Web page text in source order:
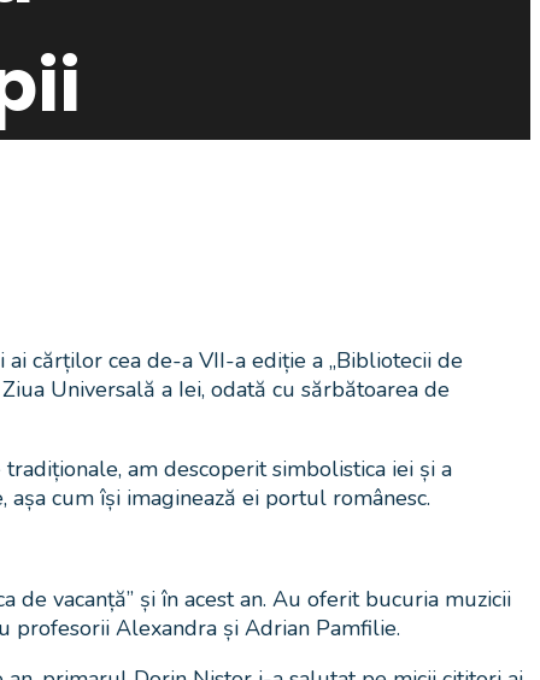
cărților cea de-a VII-a ediție a „Bibliotecii de
Universală a Iei, odată cu sărbătoarea de
am descoperit simbolistica iei și a
cum își imaginează ei portul românesc.
de vacanță” și în acest an. Au oferit bucuria muzicii
profesorii Alexandra și Adrian Pamfilie.